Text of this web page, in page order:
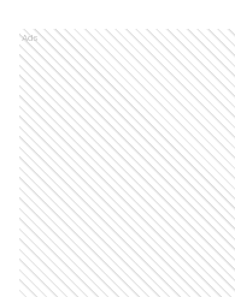
Ads